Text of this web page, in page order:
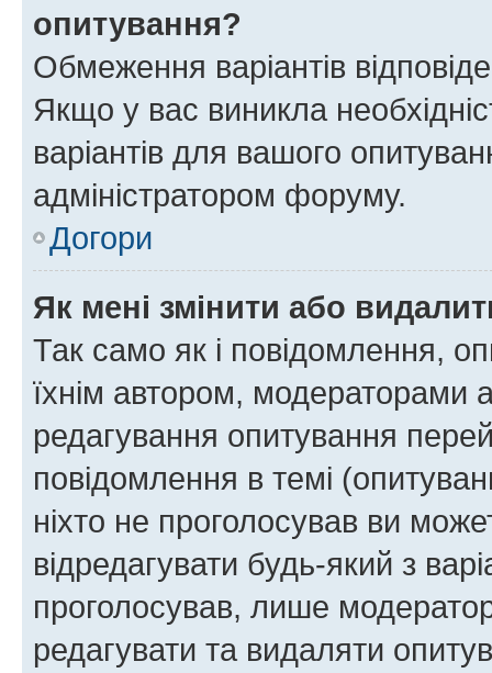
опитування?
Обмеження варіантів
Якщо у вас виникла
варіантів для вашого
адміністратором форуму.
Догори
Як мені змінити або
Так само як і повідомлення,
їхнім автором, модераторами
редагування опитування
повідомлення в темі
ніхто не проголосував ви
відредагувати будь-який з
проголосував, лише
редагувати та видаляти